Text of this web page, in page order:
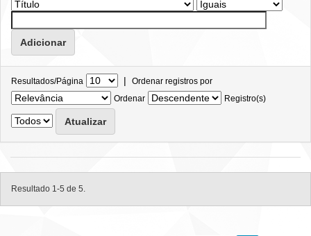
Resultados/Página | Ordenar registros por
Ordenar
Registro(s)
Resultado 1-5 de 5.